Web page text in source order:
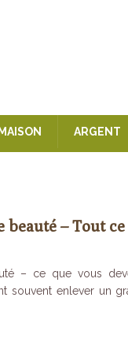
MAISON ARGENT
– Tout
– ce que vous
souvent enlever un